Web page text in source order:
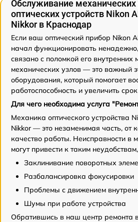
Обслуживание механических
оптических устройств Nikon
Nikkor в Краснодар
Если ваш оптический прибор Nikon
начал функционировать
связано с поломкой его внутренних
механических узлов — это важный
оборудования, который помогает
работоспособность и увеличить
Для чего необходима услуга
Механика оптического устройства
Nikkor — это незаменимая часть, от
качество работы. Неисправности в
могут привести к таким
Заклинивание поворотных
Разбалансировка фокусировки
Проблемы с движением
Шумы при работе устройства
Обратившись в наш центр ремонта